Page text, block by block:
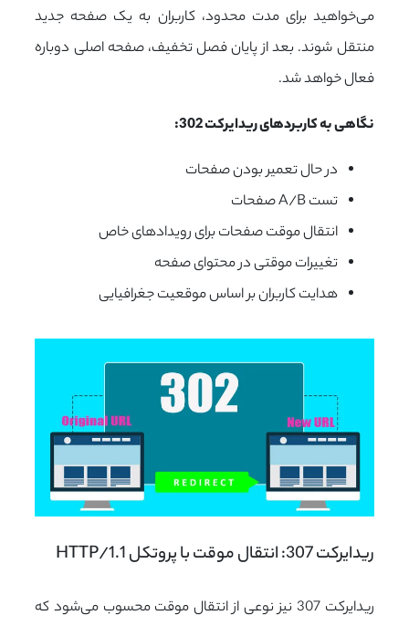
می‌خواهید برای مدت محدود، کاربران به یک صفحه جدید
منتقل شوند. بعد از پایان فصل تخفیف، صفحه اصلی دوباره
فعال خواهد شد.
نگاهی به کاربردهای ریدایرکت 302:
در حال تعمیر بودن صفحات
تست A/B صفحات
انتقال موقت صفحات برای رویدادهای خاص
تغییرات موقتی در محتوای صفحه
هدایت کاربران بر اساس موقعیت جغرافیایی
ریدایرکت 307: انتقال موقت با پروتکل HTTP/1.1
ریدایرکت 307 نیز نوعی از انتقال موقت محسوب می‌شود که